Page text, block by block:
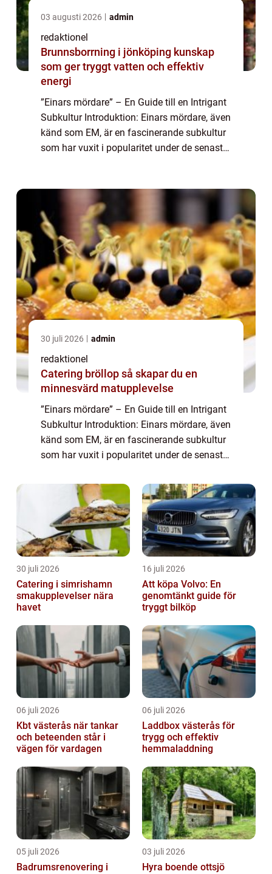
03 augusti 2026 admin
redaktionel
Brunnsborrning i jönköping kunskap
som ger tryggt vatten och effektiv
energi
”Einars mördare” – En Guide till en Intrigant
Subkultur Introduktion: Einars mördare, även
känd som EM, är en fascinerande subkultur
som har vuxit i popularitet under de senaste
30 juli 2026 admin
redaktionel
Catering bröllop så skapar du en
minnesvärd matupplevelse
”Einars mördare” – En Guide till en Intrigant
Subkultur Introduktion: Einars mördare, även
känd som EM, är en fascinerande subkultur
som har vuxit i popularitet under de senaste
grundli...
30 juli 2026
Catering i simrishamn
smakupplevelser nära
havet
16 juli 2026
Att köpa Volvo: En
genomtänkt guide för
tryggt bilköp
06 juli 2026
Kbt västerås när tankar
och beteenden står i
vägen för vardagen
06 juli 2026
Laddbox västerås för
trygg och effektiv
hemmaladdning
05 juli 2026
Badrumsrenovering i
03 juli 2026
Hyra boende ottsjö